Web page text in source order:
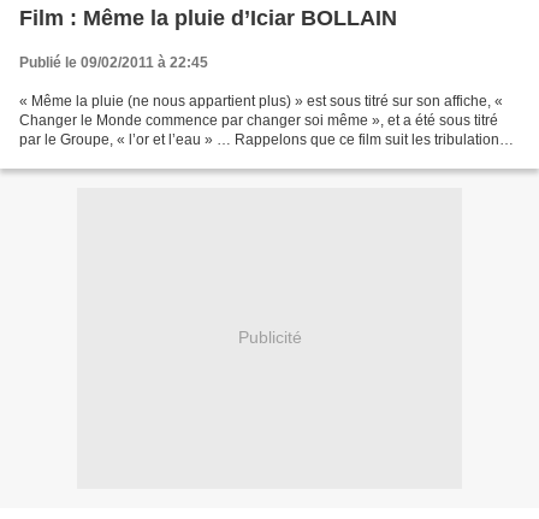
Film : Même la pluie d’Iciar BOLLAIN
Publié le 09/02/2011 à 22:45
« Même la pluie (ne nous appartient plus) » est sous titré sur son affiche, «
Changer le Monde commence par changer soi même », et a été sous titré
par le Groupe, « l’or et l’eau » … Rappelons que ce film suit les tribulations
Publicité